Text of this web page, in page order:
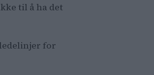
til å ha det
for